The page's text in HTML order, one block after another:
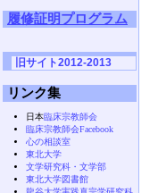
履修証明プログラム
旧サイト2012-2013
リンク集
日本臨床宗教師会
臨床宗教師会Facebook
心の相談室
東北大学
文学研究科・文学部
東北大学図書館